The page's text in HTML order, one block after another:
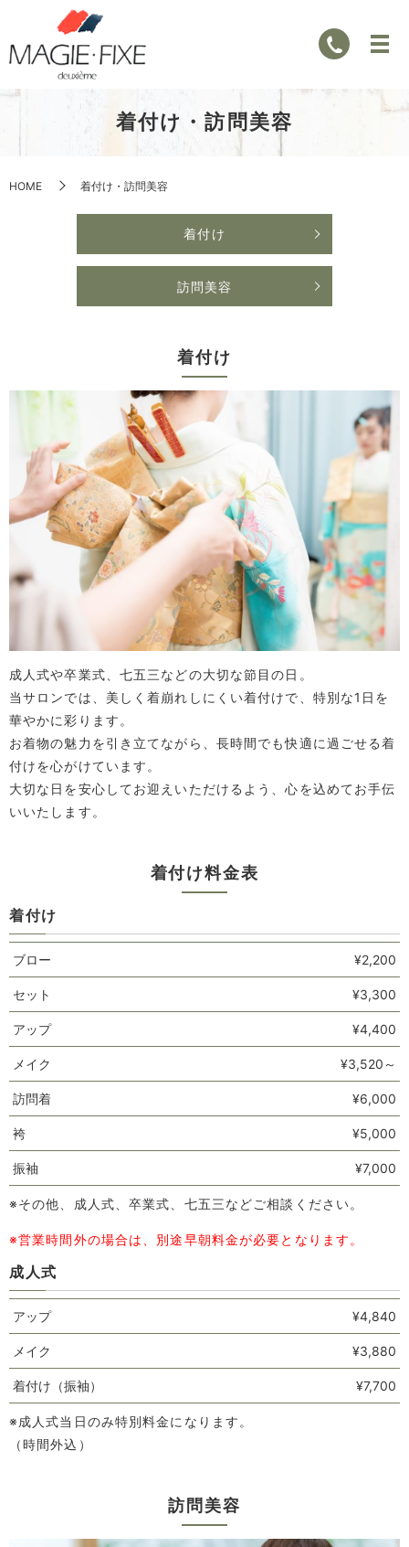
着付け・訪問美容
HOME 着付け・訪問美容
着付け
訪問美容
着付け
成人式や卒業式、七五三などの大切な節目の日。
当サロンでは、美しく着崩れしにくい着付けで、特別な1日を
華やかに彩ります。
お着物の魅力を引き立てながら、長時間でも快適に過ごせる着
付けを心がけています。
大切な日を安心してお迎えいただけるよう、心を込めてお手伝
いいたします。
着付け料金表
着付け
ブロー ¥2,200
セット ¥3,300
アップ ¥4,400
メイク ¥3,520～
訪問着 ¥6,000
袴 ¥5,000
振袖 ¥7,000
※その他、成人式、卒業式、七五三などご相談ください。
※営業時間外の場合は、別途早朝料金が必要となります。
成人式
アップ ¥4,840
メイク ¥3,880
着付け（振袖） ¥7,700
※成人式当日のみ特別料金になります。
（時間外込）
訪問美容